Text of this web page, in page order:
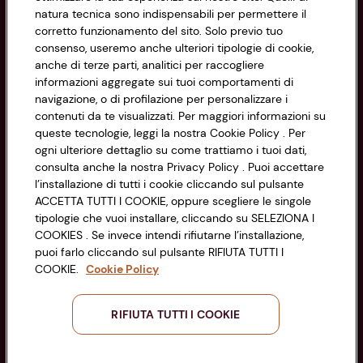
Privacy Policy
Cookie Policy
Impostazioni Cookie
Accessibilità
CONAD SOCIETÀ COOPERATIVA
Via Michelino, 59 | 40127 BOLOGNA
Codice Fiscale e Registro Imprese
di Bologna 00865960157
PARTITA IVA 03320960374
Servizio clienti
Seguici sui Social:
natura tecnica sono indispensabili per permettere il
corretto funzionamento del sito. Solo previo tuo
consenso, useremo anche ulteriori tipologie di cookie,
anche di terze parti, analitici per raccogliere
informazioni aggregate sui tuoi comportamenti di
navigazione, o di profilazione per personalizzare i
contenuti da te visualizzati. Per maggiori informazioni su
queste tecnologie, leggi la nostra Cookie Policy . Per
ogni ulteriore dettaglio su come trattiamo i tuoi dati,
consulta anche la nostra Privacy Policy . Puoi accettare
l’installazione di tutti i cookie cliccando sul pulsante
ACCETTA TUTTI I COOKIE, oppure scegliere le singole
tipologie che vuoi installare, cliccando su SELEZIONA I
COOKIES . Se invece intendi rifiutarne l’installazione,
puoi farlo cliccando sul pulsante RIFIUTA TUTTI I
COOKIE. Cookie Policy
RIFIUTA TUTTI I COOKIE